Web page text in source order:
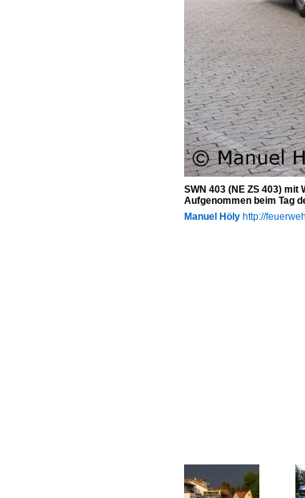
SWN 403 (NE ZS 403) mit
Aufgenommen beim Tag
Manuel Höly http://